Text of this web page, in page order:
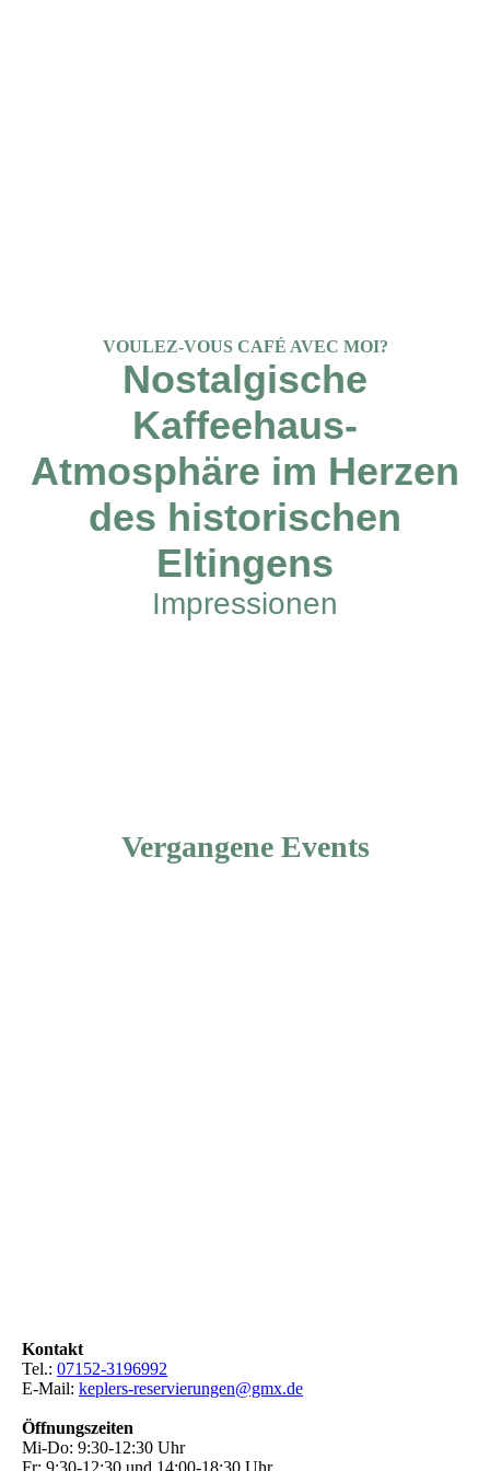
VOULEZ-VOUS CAFÉ AVEC MOI?
Nostalgische
Kaffeehaus-
Atmosphäre im Herzen
des historischen
Eltingens
Impressionen
Vergangene Events
Kontakt
Tel.: 07152-3196992
E-Mail: keplers-reservierungen@gmx.de
Öffnungszeiten
Mi-Do: 9:30-12:30 Uhr
Fr: 9:30-12:30 und 14:00-18:30 Uhr